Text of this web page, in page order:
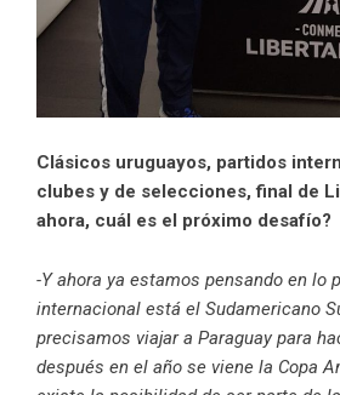
Clásicos uruguayos, partidos
clubes y de selecciones, final de
ahora, cuál es el próximo desafío?
-Y ahora ya estamos pensando en lo
internacional está el Sudamericano
precisamos viajar a Paraguay para
después en el año se viene la Copa